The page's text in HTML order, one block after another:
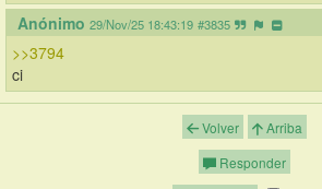
Anónimo 29/Nov/25 18:43:19 #3835
>>3794
ci
Volver
Arriba
Responder